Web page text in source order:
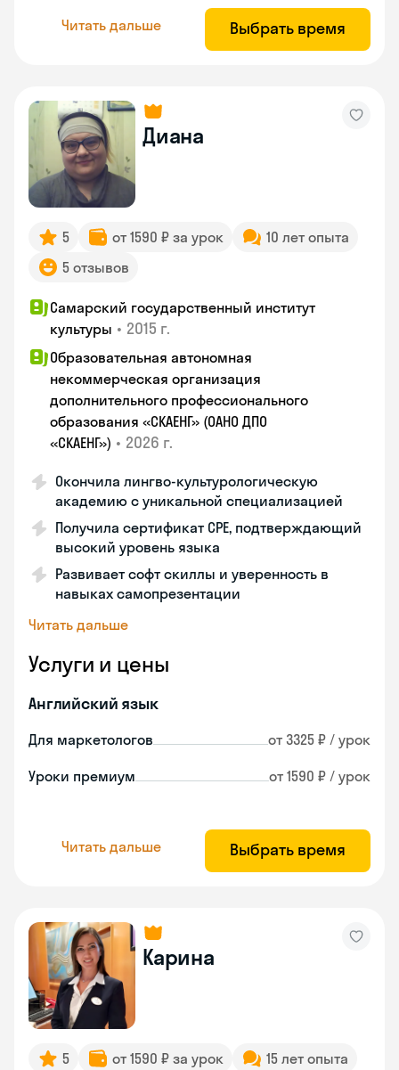
Читать дальше Выбрать время
Диана
5 от 1590 ₽ за урок
10 лет опыта
5 отзывов
Самарский государственный институт
культуры • 2015 г.
Образовательная автономная
некоммерческая организация
дополнительного профессионального
образования «СКАЕНГ» (ОАНО ДПО
«СКАЕНГ») • 2026 г.
Окончила лингво-культурологическую
академию с уникальной специализацией
Получила сертификат CPE, подтверждающий
высокий уровень языка
Развивает софт скиллы и уверенность в
навыках самопрезентации
Читать дальше
Услуги и цены
Английский язык
Для маркетологов от 3325 ₽ / урок
Уроки премиум от 1590 ₽ / урок
Читать дальше Выбрать время
Карина
5 от 1590 ₽ за урок 15 лет опыта